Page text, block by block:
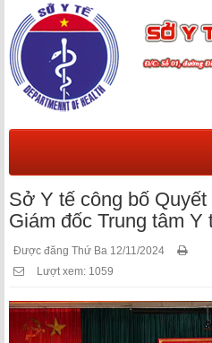
Sở Y tế công bố
Giám đốc Trung tâm
Được đăng Thứ Ba 12/11/2024
Lượt xem: 1059